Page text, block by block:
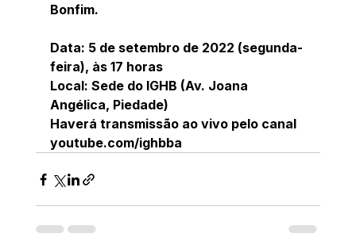
Bonfim.
Data: 5 de setembro de 2022 (segunda-
feira), às 17 horas
Local: Sede do IGHB (Av. Joana
Angélica, Piedade)
Haverá transmissão ao vivo pelo canal
youtube.com/ighbba